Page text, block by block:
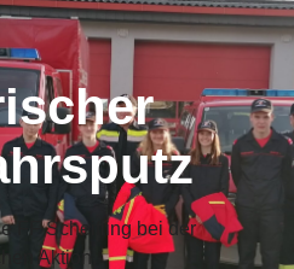
FF Scheifling bei der
Aktion.